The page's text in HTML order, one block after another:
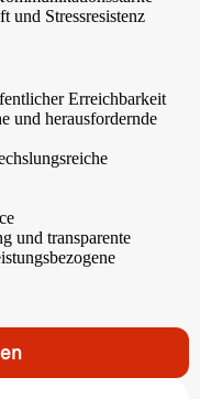
und Stressresistenz
Erreichbarkeit
und herausfordernde
und transparente